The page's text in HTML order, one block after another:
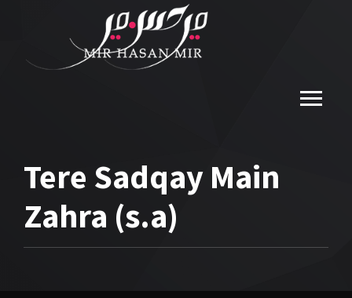
Tere Sadqay Main
Zahra (s.a)